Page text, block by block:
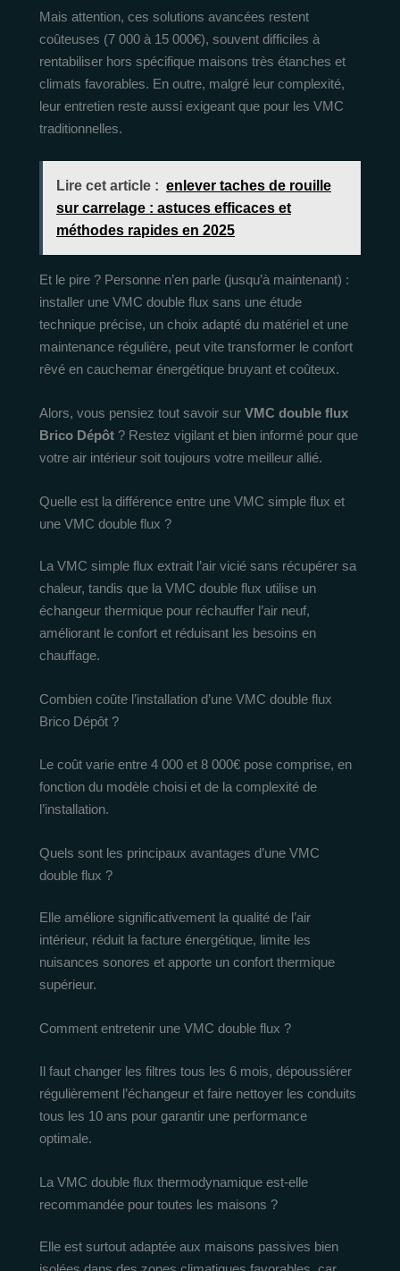
Mais attention, ces solutions avancées restent
coûteuses (7 000 à 15 000€), souvent difficiles à
rentabiliser hors spécifique maisons très étanches et
climats favorables. En outre, malgré leur complexité,
leur entretien reste aussi exigeant que pour les VMC
traditionnelles.
Lire cet article : enlever taches de rouille
sur carrelage : astuces efficaces et
méthodes rapides en 2025
Et le pire ? Personne n’en parle (jusqu’à maintenant) :
installer une VMC double flux sans une étude
technique précise, un choix adapté du matériel et une
maintenance régulière, peut vite transformer le confort
rêvé en cauchemar énergétique bruyant et coûteux.
Alors, vous pensiez tout savoir sur VMC double flux
Brico Dépôt ? Restez vigilant et bien informé pour que
votre air intérieur soit toujours votre meilleur allié.
Quelle est la différence entre une VMC simple flux et
une VMC double flux ?
La VMC simple flux extrait l’air vicié sans récupérer sa
chaleur, tandis que la VMC double flux utilise un
échangeur thermique pour réchauffer l’air neuf,
améliorant le confort et réduisant les besoins en
chauffage.
Combien coûte l’installation d’une VMC double flux
Brico Dépôt ?
Le coût varie entre 4 000 et 8 000€ pose comprise, en
fonction du modèle choisi et de la complexité de
l’installation.
Quels sont les principaux avantages d’une VMC
double flux ?
Elle améliore significativement la qualité de l’air
intérieur, réduit la facture énergétique, limite les
nuisances sonores et apporte un confort thermique
supérieur.
Comment entretenir une VMC double flux ?
Il faut changer les filtres tous les 6 mois, dépoussiérer
régulièrement l’échangeur et faire nettoyer les conduits
tous les 10 ans pour garantir une performance
optimale.
La VMC double flux thermodynamique est-elle
recommandée pour toutes les maisons ?
Elle est surtout adaptée aux maisons passives bien